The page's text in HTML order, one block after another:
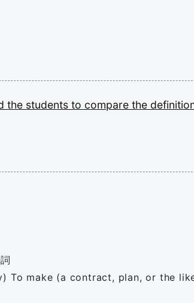
the students to compare the
To make (a contract, plan, or the